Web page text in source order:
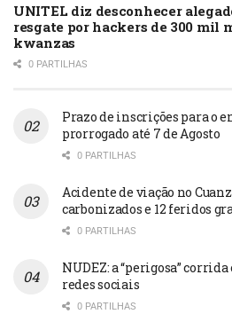
UNITEL diz desconhecer
resgate por hackers de 300 mil
kwanzas
0 PARTILHAS
Prazo de inscrições para o
prorrogado até 7 de Agosto
0 PARTILHAS
Acidente de viação no
carbonizados e 12 feridos
0 PARTILHAS
NUDEZ: a “perigosa”
redes sociais
0 PARTILHAS